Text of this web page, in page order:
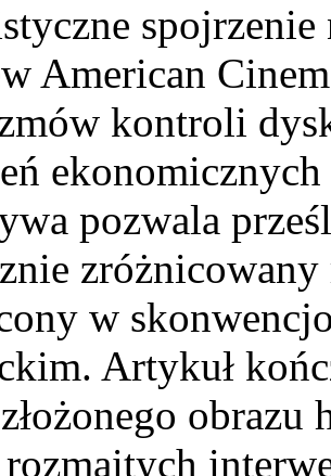
American
kontroli
pozwala
zróżnicowany
w
Artykuł